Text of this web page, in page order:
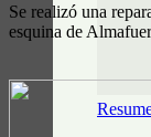
Se realizó una
esquina de